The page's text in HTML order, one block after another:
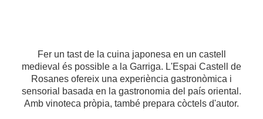
Fer un tast de la cuina japonesa en un castell
medieval és possible a la Garriga. L'Espai Castell de
Rosanes ofereix una experiència gastronòmica i
sensorial basada en la gastronomia del país oriental.
Amb vinoteca pròpia, també prepara còctels d'autor.